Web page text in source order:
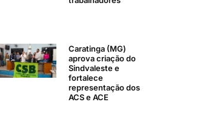
Caratinga (MG)
aprova criação do
Sindvaleste e
fortalece
representação dos
ACS e ACE